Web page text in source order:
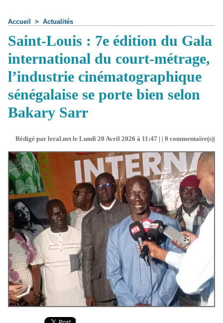
Accueil > Actualités
Saint-Louis : 7e édition du Gala
international du court-métrage,
l’industrie cinématographique
sénégalaise se porte bien selon
Bakary Sarr
Rédigé par leral.net le Lundi 20 Avril 2026 à 11:47 | | 0 commentaire(s)|